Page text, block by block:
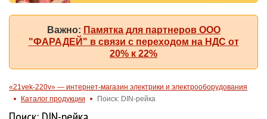
Важно: Памятка для партнеров ООО
"ФАРАДЕЙ" в связи с переходом на НДС от
20% к 22%
«21vek-220v» — интернет-магазин электрики и электрооборудования
Каталог продукции
Поиск: DIN-рейка